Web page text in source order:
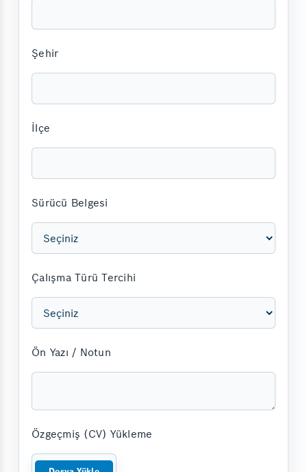
Şehir
İlçe
Sürücü Belgesi
Çalışma Türü Tercihi
Ön Yazı / Notun
Özgeçmiş (CV) Yükleme